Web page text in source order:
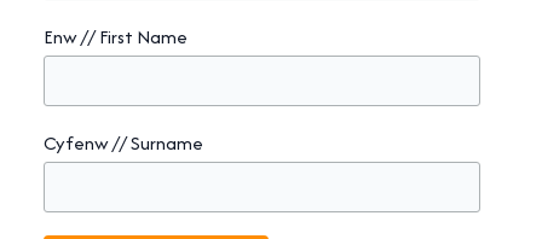
Enw // First Name
Cyfenw // Surname